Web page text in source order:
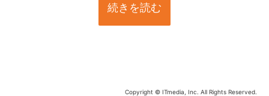
続きを読む
Copyright © ITmedia, Inc. All Rights Reserved.